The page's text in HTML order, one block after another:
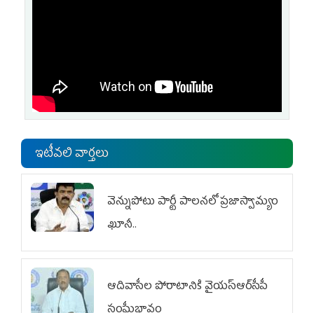
ఇటీవలి వార్తలు
వెన్నుపోటు పార్టీ పాలనలో ప్రజాస్వామ్యం
ఖూనీ..
ఆదివాసీల పోరాటానికి వైయ‌స్ఆర్‌సీపీ